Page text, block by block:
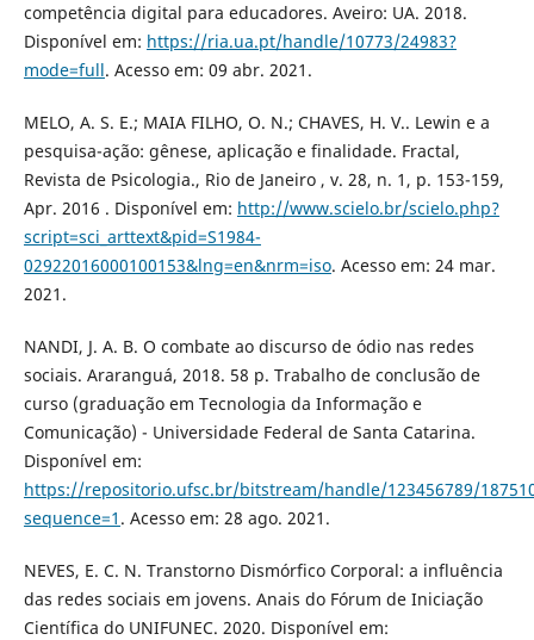
competência digital para educadores. Aveiro: UA. 2018.
Disponível em: https://ria.ua.pt/handle/10773/24983?
mode=full. Acesso em: 09 abr. 2021.
MELO, A. S. E.; MAIA FILHO, O. N.; CHAVES, H. V.. Lewin e a
pesquisa-ação: gênese, aplicação e finalidade. Fractal,
Revista de Psicologia., Rio de Janeiro , v. 28, n. 1, p. 153-159,
Apr. 2016 . Disponível em: http://www.scielo.br/scielo.php?
script=sci_arttext&pid=S1984-
02922016000100153&lng=en&nrm=iso. Acesso em: 24 mar.
2021.
NANDI, J. A. B. O combate ao discurso de ódio nas redes
sociais. Araranguá, 2018. 58 p. Trabalho de conclusão de
curso (graduação em Tecnologia da Informação e
Comunicação) - Universidade Federal de Santa Catarina.
Disponível em:
https://repositorio.ufsc.br/bitstream/handle/123456789/
sequence=1 . Acesso em: 28 ago. 2021.
NEVES, E. C. N. Transtorno Dismórfico Corporal: a influência
das redes sociais em jovens. Anais do Fórum de Iniciação
Científica do UNIFUNEC. 2020. Disponível em: